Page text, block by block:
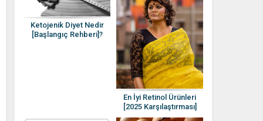
Ketojenik Diyet Nedir
[Başlangıç Rehberi]?
En İyi Retinol Ürünleri
[2025 Karşılaştırması]
Retinol Rehberi